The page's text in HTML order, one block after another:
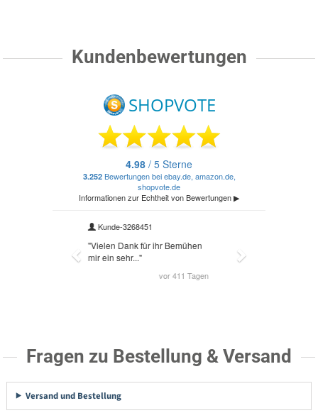
Kundenbewertungen
Fragen zu Bestellung & Versand
Versand und Bestellung